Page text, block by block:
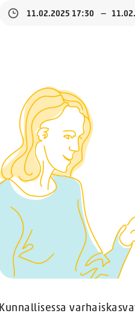
11.02.2025 17:30
Kunnallisessa